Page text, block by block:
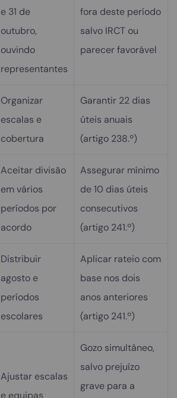
e 31 de
outubro,
ouvindo
representantes
fora deste período
salvo IRCT ou
parecer favorável
Organizar
escalas e
cobertura
Garantir 22 dias
úteis anuais
(artigo 238.º)
Aceitar divisão
em vários
períodos por
acordo
Assegurar mínimo
de 10 dias úteis
consecutivos
(artigo 241.º)
Distribuir
agosto e
períodos
escolares
Aplicar rateio com
base nos dois
anos anteriores
(artigo 241.º)
Ajustar escalas
Gozo simultâneo,
salvo prejuízo
grave para a